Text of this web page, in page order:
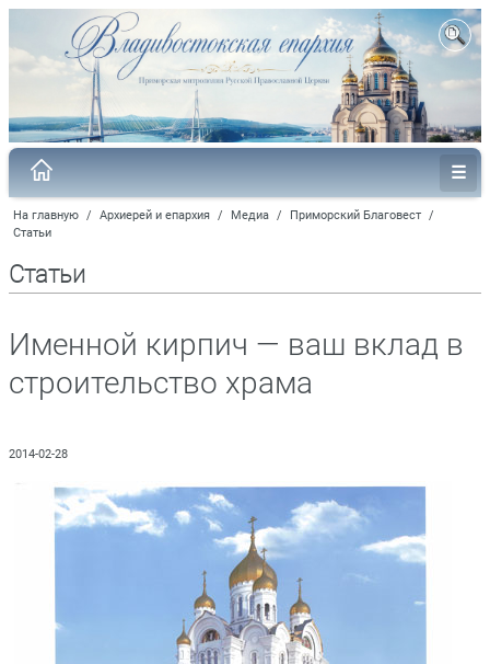
На главную / Архиерей и епархия / Медиа / Приморский Благовест /
Статьи
Статьи
Именной кирпич — ваш вклад в
строительство храма
2014-02-28